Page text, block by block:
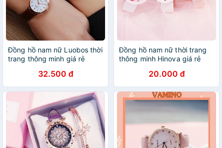
Đồng hồ nam nữ Luobos thời
trang thông minh giá rẻ
32.500 đ
Đồng hồ nam nữ thời trang
thông minh Hinova giá rẻ
20.000 đ